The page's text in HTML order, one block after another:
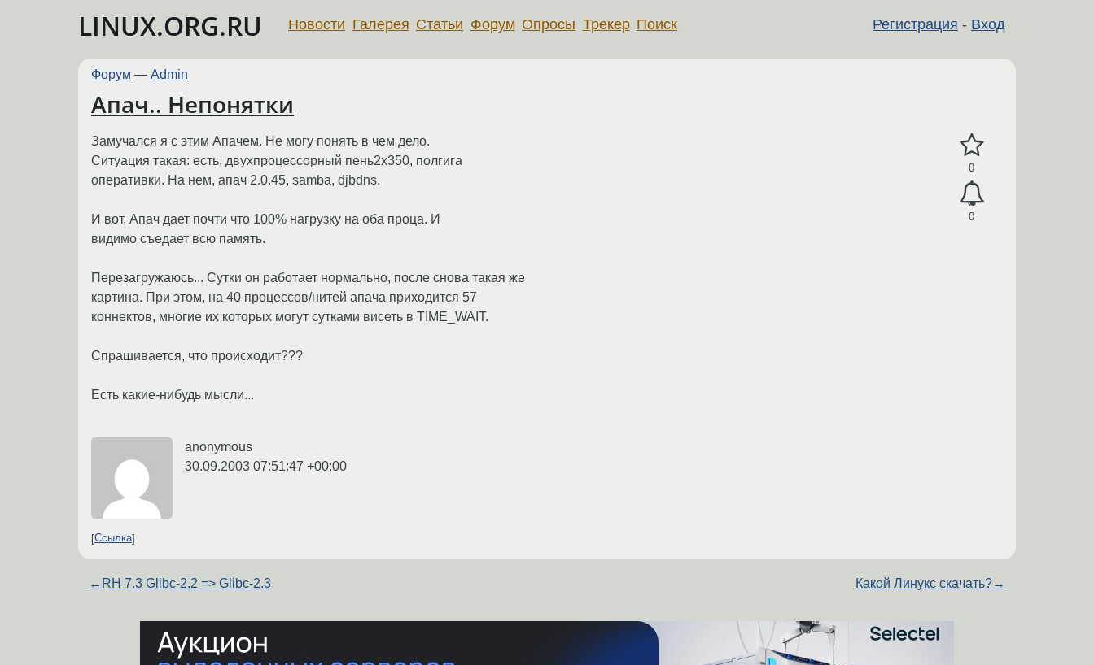
LINUX.ORG.RU Регистрация - Вход
Новости Галерея Статьи Форум Опросы Трекер Поиск
Форум — Admin
Апач.. Непонятки
0
0
Замучался я с этим Апачем. Не могу понять в чем дело.
Ситуация такая: есть, двухпроцессорный пень2х350, полгига
оперативки. На нем, апач 2.0.45, samba, djbdns.
И вот, Апач дает почти что 100% нагрузку на оба проца. И
видимо съедает всю память.
Перезагружаюсь... Сутки он работает нормально, после снова такая же
картина. При этом, на 40 процессов/нитей апача приходится 57
коннектов, многие их которых могут сутками висеть в TIME_WAIT.
Спрашивается, что происходит???
Есть какие-нибудь мысли...
anonymous
30.09.2003 07:51:47 +00:00
Ссылка
← RH 7.3 Glibc-2.2 => Glibc-2.3 Какой Линукс скачать?→